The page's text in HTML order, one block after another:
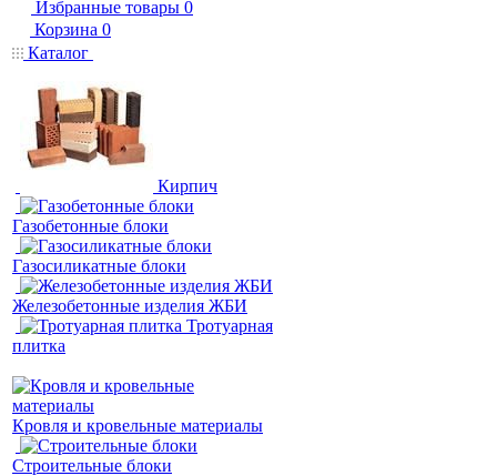
Избранные товары 0
Корзина 0
Каталог
Кирпич
Газобетонные блоки
Газосиликатные блоки
Железобетонные изделия ЖБИ
Тротуарная
плитка
Кровля и кровельные материалы
Строительные блоки